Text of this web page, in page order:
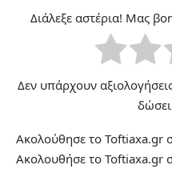
Διάλεξε αστέρια! Μας
Δεν υπάρχουν
Ακολούθησε το Toftiaxa.gr
Ακολουθήσε το Toftiaxa.gr